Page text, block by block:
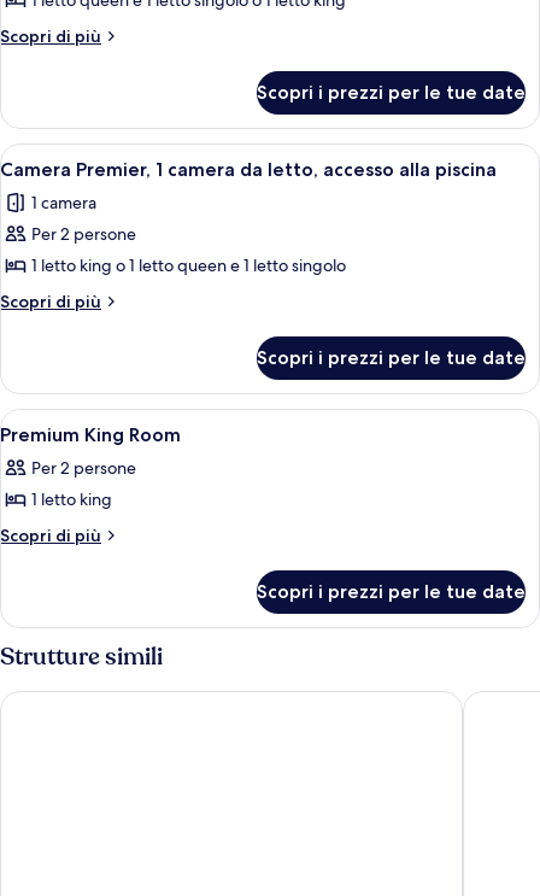
matrimoniale
o
letti
singoli
(East
Wing
Grand
Premier)
Scopri di più
Altri
con
letto
matrimoniale
2
letti
(East
Wing
Grand
Scopri i prezzi per le tue date
Apri
tutte
le
foto
per
Camera
camera
da
letto,
accesso
alla
Biancheria da letto di alta qualità,
4
Camera Premier, 1 camera da letto, accesso alla piscina
1 camera
Per 2 persone
1 letto king o 1 letto queen e 1 letto singolo
Scopri di più
Altri
Premier,
camera
letto,
accesso
piscina
Scopri i prezzi per le tue date
Apri
tutte
le
foto
per
Room
Un bagno con box doccia in vetro,
2
Premium King Room
Per 2 persone
1 letto king
Scopri di più
Altri
King
Room
Scopri i prezzi per le tue date
Strutture simili
Lagoon Coron Zuri